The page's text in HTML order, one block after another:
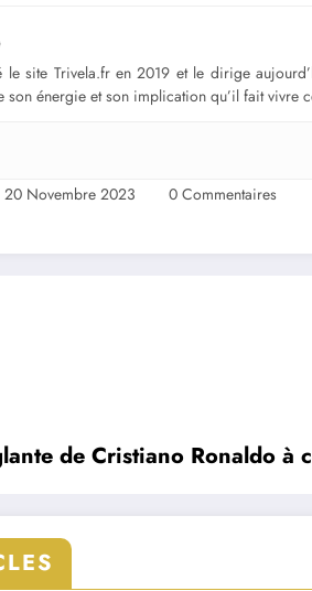
site Trivela.fr en 2019 et le dirige
son énergie et son implication qu’il fait vivre
20 Novembre 2023 0 Commentaires
de Cristiano Ronaldo